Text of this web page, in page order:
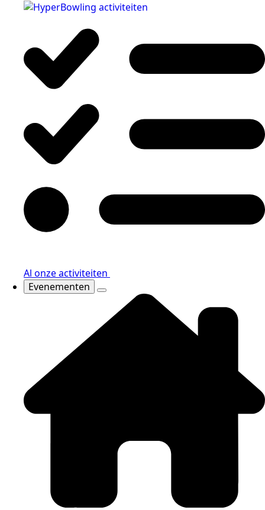
Al onze activiteiten
Evenementen